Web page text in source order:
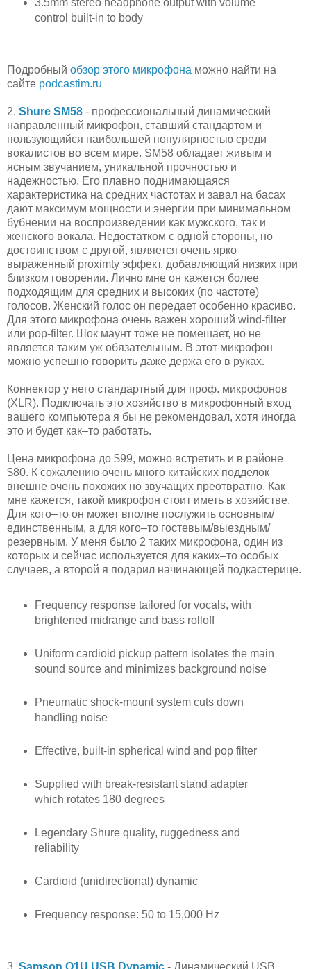
3.5mm stereo headphone output with volume
control built-in to body
Подробный обзор этого микрофона можно найти на
сайте podcastim.ru
2. Shure SM58 - профессиональный динамический
направленный микрофон, ставший стандартом и
пользующийся наибольшей популярностью среди
вокалистов во всем мире. SM58 обладает живым и
ясным звучанием, уникальной прочностью и
надежностью. Его плавно поднимающаяся
характеристика на средних частотах и завал на басах
дают максимум мощности и энергии при минимальном
бубнении на воспроизведении как мужского, так и
женского вокала. Недостатком с одной стороны, но
достоинством с другой, является очень ярко
выраженный proximty эффект, добавляющий низких при
близком говорении. Лично мне он кажется более
подходящим для средних и высоких (по частоте)
голосов. Женский голос он передает особенно красиво.
Для этого микрофона очень важен хороший wind-filter
или pop-filter. Шок маунт тоже не помешает, но не
является таким уж обязательным. В этот микрофон
можно успешно говорить даже держа его в руках.
Коннектор у него стандартный для проф. микрофонов
(XLR). Подключать это хозяйство в микрофонный вход
вашего компьютера я бы не рекомендовал, хотя иногда
это и будет как–то работать.
Цена микрофона до $99, можно встретить и в районе
$80. К сожалению очень много китайских подделок
внешне очень похожих но звучащих преотвратно. Как
мне кажется, такой микрофон стоит иметь в хозяйстве.
Для кого–то он может вполне послужить основным/
единственным, а для кого–то гостевым/выездным/
резервным. У меня было 2 таких микрофона, один из
которых и сейчас используется для каких–то особых
случаев, а второй я подарил начинающей подкастерице.
Frequency response tailored for vocals, with
brightened midrange and bass rolloff
Uniform cardioid pickup pattern isolates the main
sound source and minimizes background noise
Pneumatic shock-mount system cuts down
handling noise
Effective, built-in spherical wind and pop filter
Supplied with break-resistant stand adapter
which rotates 180 degrees
Legendary Shure quality, ruggedness and
reliability
Cardioid (unidirectional) dynamic
Frequency response: 50 to 15,000 Hz
3. Samson Q1U USB Dynamic - Динамический USB